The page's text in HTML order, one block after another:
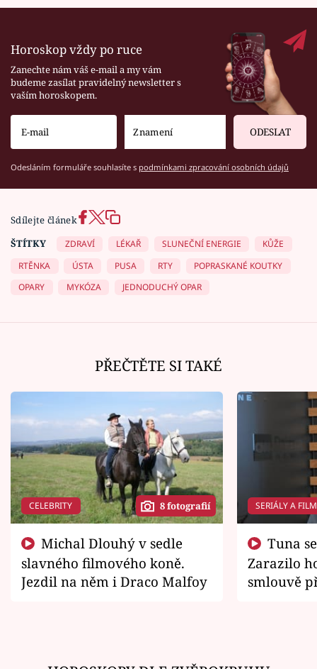
Horoskop vždy po ruce
Zanechte nám váš e-mail a my vám
budeme zasílat pravidelný newsletter s
vaším horoskopem.
ODESLAT
Odesláním formuláře souhlasíte s podmínkami zpracování osobních údajů
Sdílejte článek
ŠTÍTKY
ZDRAVÍ LÉKAŘ SLUNEČNÍ ENERGIE
KŮŽE
RTĚNKA
ÚSTA PUSA RTY
POPRASKANÉ KOUTKY
OPARY
MYKÓZA JEDNODUCHÝ OPAR
PŘEČTĚTE SI TAKÉ
CELEBRITY 8 fotografií
slavného filmového koně.
Jezdil na něm i Draco Malfoy
SERIÁLY A
Zarazilo
smlouvě